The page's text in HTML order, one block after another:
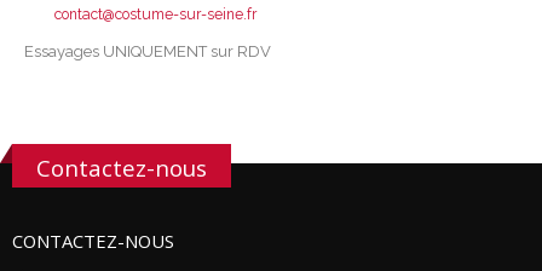
contact@costume-sur-seine.fr
Essayages UNIQUEMENT sur RDV
Contactez-nous
CONTACTEZ-NOUS